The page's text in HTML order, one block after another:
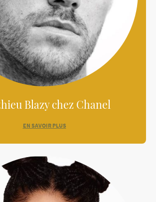
Blazy chez Chanel
EN SAVOIR PLUS